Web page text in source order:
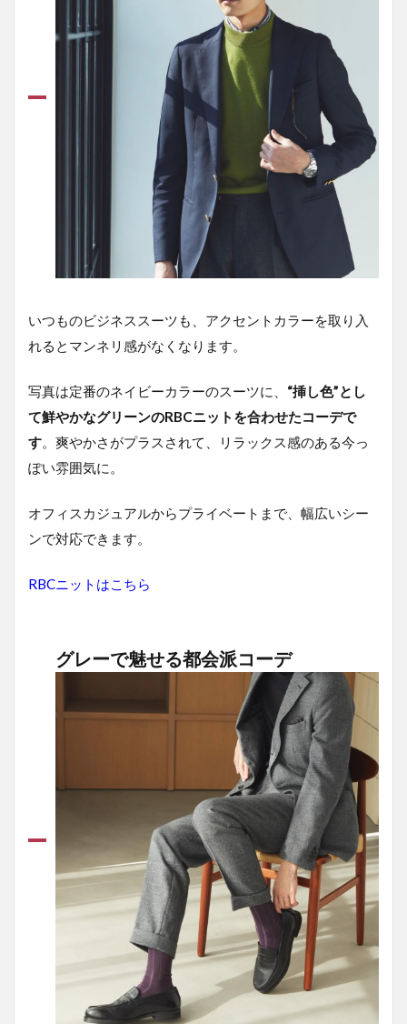
いつものビジネススーツも、アクセントカラーを取り入
れるとマンネリ感がなくなります。
写真は定番のネイビーカラーのスーツに、 “挿し色”とし
て鮮やかなグリーンのRBCニットを合わせたコーデで
す。爽やかさがプラスされて、リラックス感のある今っ
ぽい雰囲気に。
オフィスカジュアルからプライベートまで、幅広いシー
ンで対応できます。
RBCニットはこちら
グレーで魅せる都会派コーデ